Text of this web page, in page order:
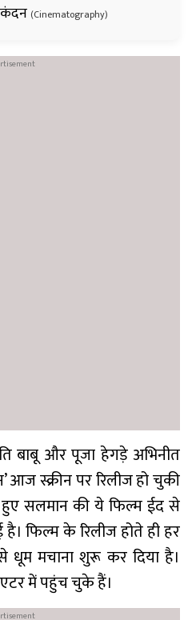
(Cinematography)
बाबू और पूजा हेगड़े अभिनीत
आज स्क्रीन पर रिलीज हो चुकी
सलमान की ये फिल्म ईद से
फिल्म के रिलीज होते ही हर
मचाना शुरू कर दिया है।
में पहुंच चुके हैं।